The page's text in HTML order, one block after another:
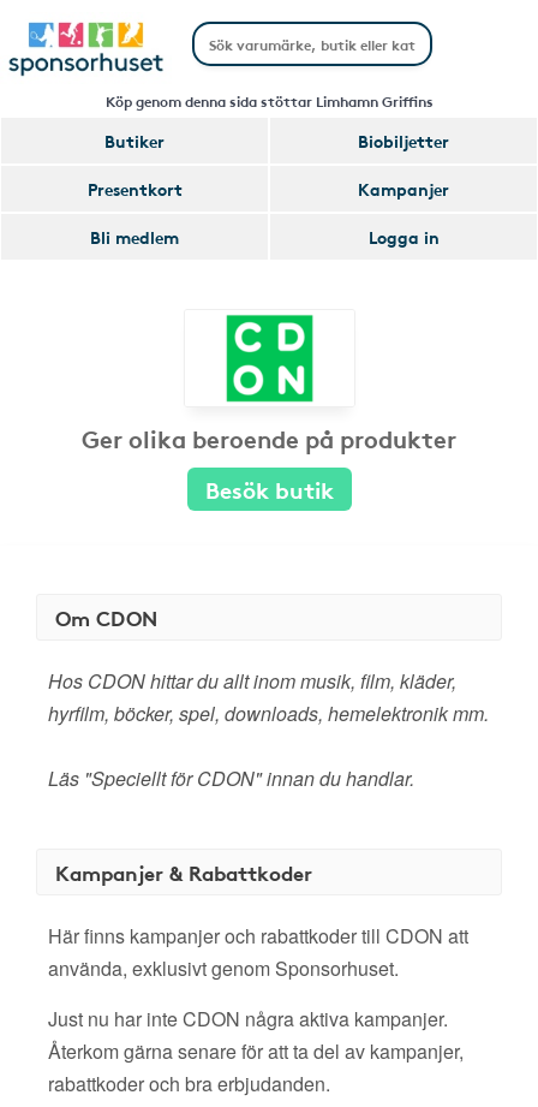
Köp genom denna sida stöttar Limhamn Griffins
Butiker
Biobiljetter
Presentkort
Kampanjer
Bli medlem
Logga in
Ger olika beroende på produkter
Besök butik
Om CDON
Hos CDON hittar du allt inom musik, film, kläder,
hyrfilm, böcker, spel, downloads, hemelektronik mm.
Läs "Speciellt för CDON" innan du handlar.
Kampanjer & Rabattkoder
Här finns kampanjer och rabattkoder till CDON att
använda, exklusivt genom Sponsorhuset.
Just nu har inte CDON några aktiva kampanjer.
Återkom gärna senare för att ta del av kampanjer,
rabattkoder och bra erbjudanden.